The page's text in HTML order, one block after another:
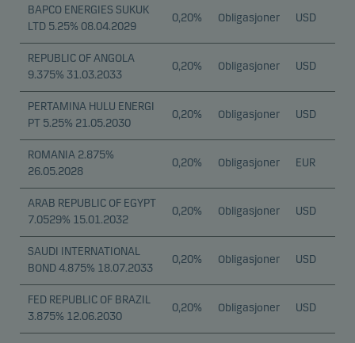
BAPCO ENERGIES SUKUK
LTD 5.25% 08.04.2029
0,20% Obligasjoner USD
REPUBLIC OF ANGOLA
9.375% 31.03.2033
0,20% Obligasjoner USD
PERTAMINA HULU ENERGI
PT 5.25% 21.05.2030
0,20% Obligasjoner USD
ROMANIA 2.875%
26.05.2028
0,20% Obligasjoner EUR
ARAB REPUBLIC OF EGYPT
7.0529% 15.01.2032
0,20% Obligasjoner USD
SAUDI INTERNATIONAL
BOND 4.875% 18.07.2033
0,20% Obligasjoner USD
FED REPUBLIC OF BRAZIL
3.875% 12.06.2030
0,20% Obligasjoner USD